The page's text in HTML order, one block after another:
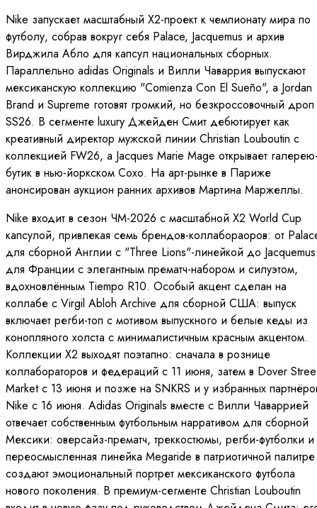
Nike запускает масштабный X2-проект к чемпионату мира по
футболу, собрав вокруг себя Palace, Jacquemus и архив
Вирджила Абло для капсул национальных сборных.
Параллельно adidas Originals и Вилли Чаваррия выпускают
мексиканскую коллекцию "Comienza Con El Sueño", а Jordan
Brand и Supreme готовят громкий, но безкроссовочный дроп
SS26. В сегменте luxury Джейден Смит дебютирует как
креативный директор мужской линии Christian Louboutin с
коллекцией FW26, а Jacques Marie Mage открывает
бутик в нью-йоркском Сохо. На арт-рынке в Париже
анонсирован аукцион ранних архивов Мартина Маржеллы.
Nike входит в сезон ЧМ-2026 с масштабной X2 World Cup
капсулой, привлекая семь брендов-коллабораоров: от
для сборной Англии с "Three Lions"-линейкой до Jacquemus
для Франции с элегантным прематч-набором и силуэтом,
вдохновлённым Tiempo R10. Особый акцент сделан на
коллабе с Virgil Abloh Archive для сборной США: выпуск
включает регби-топ с мотивом выпускного и белые кеды из
конопляного холста с минималистичным красным акцентом.
Коллекции X2 выходят поэтапно: сначала в рознице
коллабораторов и федераций с 11 июня, затем в Dover
Market с 13 июня и позже на SNKRS и у избранных
Nike с 16 июня. Adidas Originals вместе с Вилли Чаваррией
отвечает собственным футбольным нарративом для сборной
Мексики: оверсайз-прематч, треккостюмы, регби-футболки и
переосмысленная линейка Megaride в патриотичной палитре
создают эмоциональный портрет мексиканского футбола
нового поколения. В премиум-сегменте Christian Louboutin